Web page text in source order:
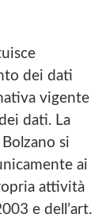
dei dati
vigente
dati. La
si
ai
attività
e dell’art.